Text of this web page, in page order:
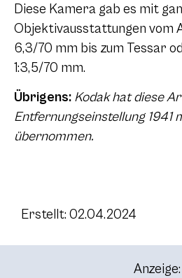
Diese Kamera gab es mit
Objektivausstattungen vom
6,3/70 mm bis zum Tessar
1:3,5/70 mm.
Übrigens: Kodak hat diese
Entfernungseinstellung 1941
übernommen.
Erstellt: 02.04.2024
Anzeige: